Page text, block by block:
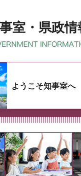
室・県政情
ようこそ知事室へ